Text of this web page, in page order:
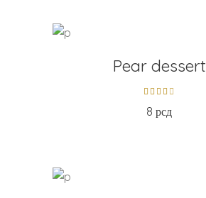
ADD TO CART
Pear dessert
8 рсд
ADD TO CART